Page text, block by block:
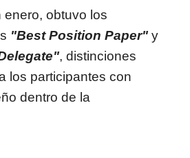
obtuvo los
"Best Position Paper" y
, distinciones
los participantes con
dentro de la